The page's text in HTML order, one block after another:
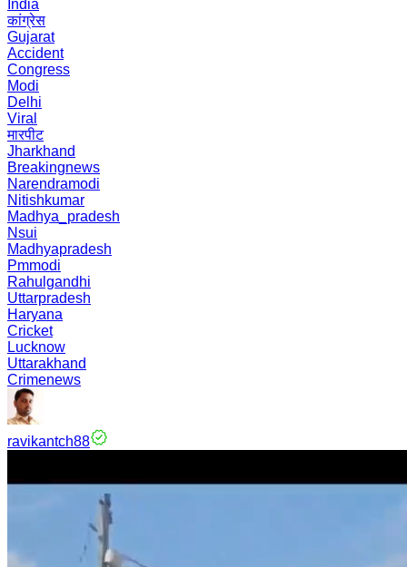
India
कांग्रेस
Gujarat
Accident
Congress
Modi
Delhi
Viral
मारपीट
Jharkhand
Breakingnews
Narendramodi
Nitishkumar
Madhya_pradesh
Nsui
Madhyapradesh
Pmmodi
Rahulgandhi
Uttarpradesh
Haryana
Cricket
Lucknow
Uttarakhand
Crimenews
ravikantch88